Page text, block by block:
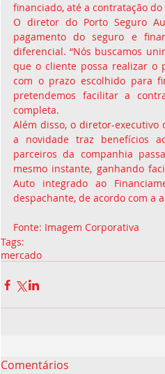
financiado, até a contratação do
O diretor do Porto Seguro
pagamento do seguro e
diferencial. “Nós buscamos
que o cliente possa realizar o
com o prazo escolhido para
pretendemos facilitar a
completa.
Além disso, o diretor-executivo
a novidade traz benefícios
parceiros da companhia
mesmo instante, ganhando
Auto integrado ao
despachante, de acordo com a
Fonte: Imagem Corporativa
Tags:
mercado
Comentários